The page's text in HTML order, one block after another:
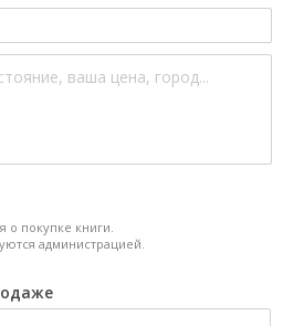
о покупке книги.
администрацией.